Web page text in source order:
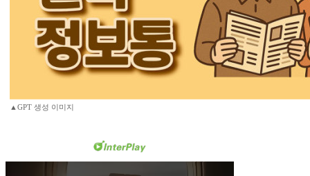
▲GPT 생성 이미지